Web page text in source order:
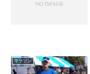
マラソン